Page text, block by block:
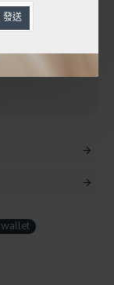
發送
x 54mm x
USB-C电缆